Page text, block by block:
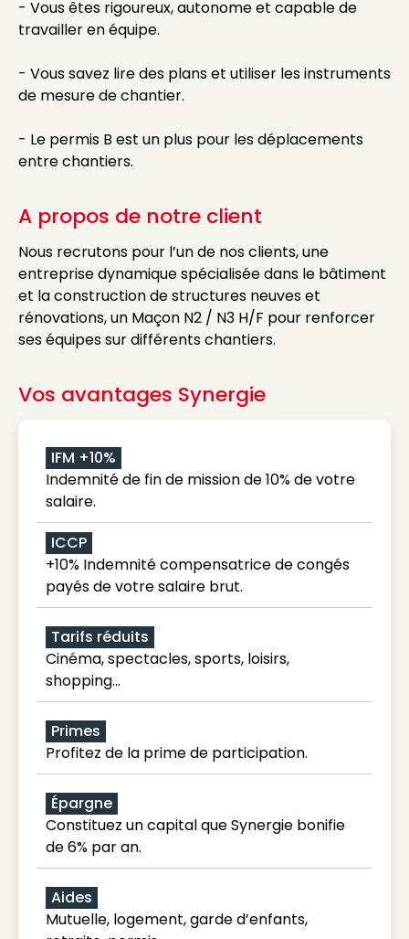
- Vous êtes rigoureux, autonome et capable de
travailler en équipe.
- Vous savez lire des plans et utiliser les instruments
de mesure de chantier.
- Le permis B est un plus pour les déplacements
entre chantiers.
A propos de notre client
Nous recrutons pour l’un de nos clients, une
entreprise dynamique spécialisée dans le bâtiment
et la construction de structures neuves et
rénovations, un Maçon N2 / N3 H/F pour renforcer
ses équipes sur différents chantiers.
Vos avantages Synergie
IFM +10%
Indemnité de fin de mission de 10% de votre
salaire.
ICCP
+10% Indemnité compensatrice de congés
payés de votre salaire brut.
Tarifs réduits
Cinéma, spectacles, sports, loisirs,
shopping...
Primes
Profitez de la prime de participation.
Épargne
Constituez un capital que Synergie bonifie
de 6% par an.
Aides
Mutuelle, logement, garde d’enfants,